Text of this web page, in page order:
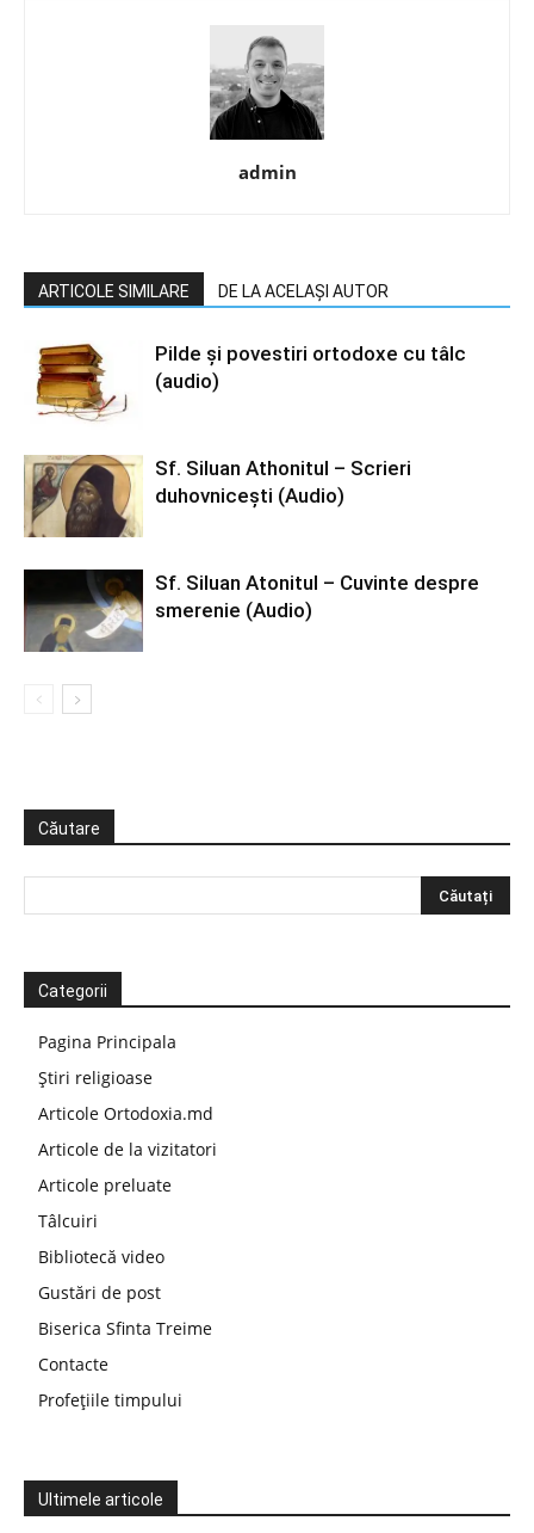
admin
ARTICOLE SIMILARE DE LA ACELAȘI AUTOR
Pilde şi povestiri ortodoxe cu tâlc
(audio)
Sf. Siluan Athonitul – Scrieri
duhovniceşti (Audio)
Sf. Siluan Atonitul – Cuvinte despre
smerenie (Audio)
Căutare
Categorii
Pagina Principala
Știri religioase
Articole Ortodoxia.md
Articole de la vizitatori
Articole preluate
Tâlcuiri
Bibliotecă video
Gustări de post
Biserica Sfinta Treime
Contacte
Profețiile timpului
Ultimele articole